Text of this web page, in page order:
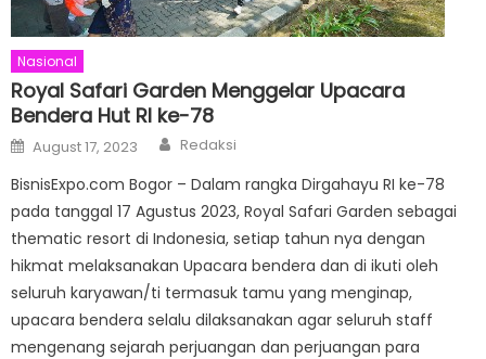
Nasional
Royal Safari Garden Menggelar Upacara
Bendera Hut RI ke-78
Posted
on
August 17, 2023 Author
Redaksi
BisnisExpo.com Bogor – Dalam rangka Dirgahayu RI ke-78
pada tanggal 17 Agustus 2023, Royal Safari Garden sebagai
thematic resort di Indonesia, setiap tahun nya dengan
hikmat melaksanakan Upacara bendera dan di ikuti oleh
seluruh karyawan/ti termasuk tamu yang menginap,
upacara bendera selalu dilaksanakan agar seluruh staff
mengenang sejarah perjuangan dan perjuangan para